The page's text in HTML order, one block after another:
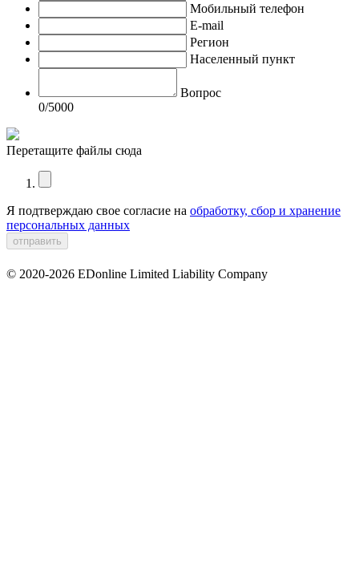
Мобильный телефон
E-mail
Регион
Населенный пункт
Вопрос
0/5000
Перетащите файлы сюда
Я подтверждаю свое согласие на обработку, сбор и хранение
персональных данных
© 2020-2026 EDonline Limited Liability Company